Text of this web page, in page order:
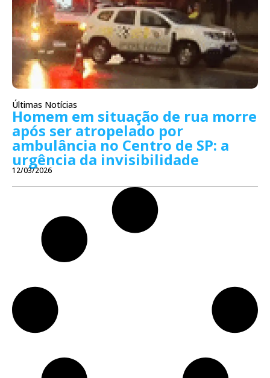
Últimas Notícias
Homem em situação de rua morre
após ser atropelado por
ambulância no Centro de SP: a
urgência da invisibilidade
12/03/2026